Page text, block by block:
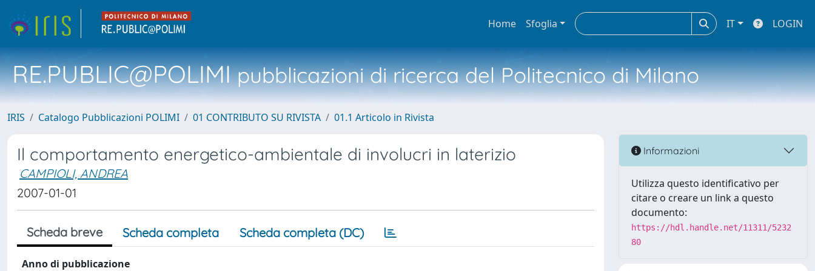
Home Sfoglia IT LOGIN
RE.PUBLIC@POLIMIpubblicazioni di ricerca del Politecnico di Milano
IRIS Catalogo Pubblicazioni POLIMI 01 CONTRIBUTO SU RIVISTA 01.1 Articolo in Rivista
Il comportamento energetico-ambientale di involucri in laterizio
CAMPIOLI, ANDREA
2007-01-01
Scheda breve Scheda completa Scheda completa (DC)
Anno di pubblicazione
Informazioni
Utilizza questo identificativo per
citare o creare un link a questo
documento:
https://hdl.handle.net/11311/5232
80